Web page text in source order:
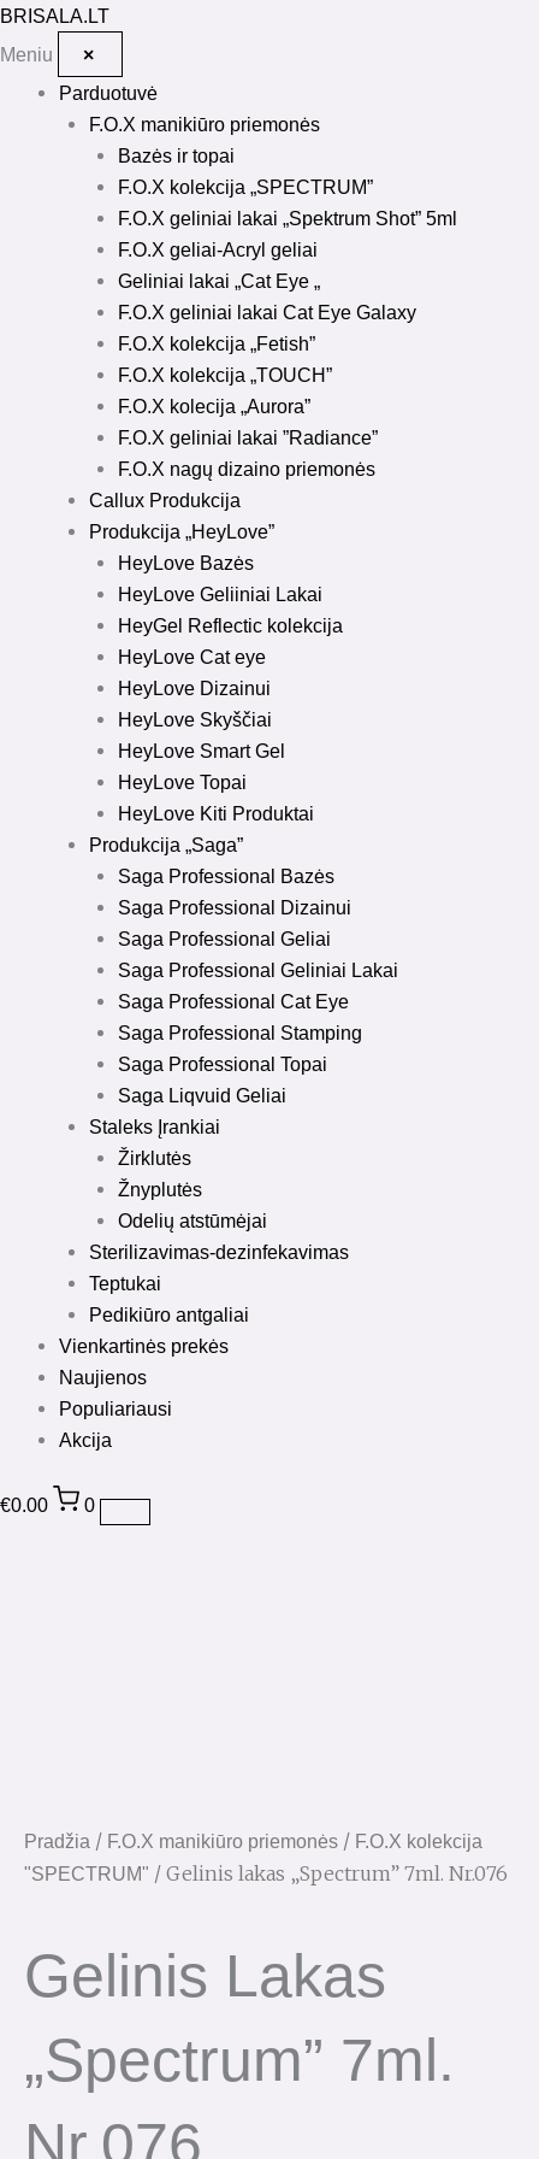
BRISALA.LT
Meniu
×
Parduotuvė
F.O.X manikiūro priemonės
Bazės ir topai
F.O.X kolekcija „SPECTRUM”
F.O.X geliniai lakai „Spektrum Shot” 5ml
F.O.X geliai-Acryl geliai
Geliniai lakai „Cat Eye „
F.O.X geliniai lakai Cat Eye Galaxy
F.O.X kolekcija „Fetish”
F.O.X kolekcija „TOUCH”
F.O.X kolecija „Aurora”
F.O.X geliniai lakai ”Radiance”
F.O.X nagų dizaino priemonės
Callux Produkcija
Produkcija „HeyLove”
HeyLove Bazės
HeyLove Geliiniai Lakai
HeyGel Reflectic kolekcija
HeyLove Cat eye
HeyLove Dizainui
HeyLove Skyščiai
HeyLove Smart Gel
HeyLove Topai
HeyLove Kiti Produktai
Produkcija „Saga”
Saga Professional Bazės
Saga Professional Dizainui
Saga Professional Geliai
Saga Professional Geliniai Lakai
Saga Professional Cat Eye
Saga Professional Stamping
Saga Professional Topai
Saga Liqvuid Geliai
Staleks Įrankiai
Žirklutės
Žnyplutės
Odelių atstūmėjai
Sterilizavimas-dezinfekavimas
Teptukai
Pedikiūro antgaliai
Vienkartinės prekės
Naujienos
Populiariausi
Akcija
€0.00 0
Pereiti
prie
Pradžia / F.O.X manikiūro priemonės / F.O.X kolekcija
"SPECTRUM" / Gelinis lakas „Spectrum” 7ml. Nr.076
Gelinis Lakas
„Spectrum” 7ml.
Nr.076